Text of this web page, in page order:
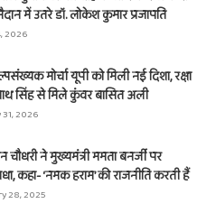
में उतरे डॉ. लोकेश कुमार प्रजापति
2026
मोर्चा यूपी को मिली नई दिशा, रक्षा
सिंह से मिले कुंवर बासित अली
2026
चौधरी ने मुख्यमंत्री ममता बनर्जी पर
कहा- ‘नमक हराम’ की राजनीति करती हैं
28, 2025